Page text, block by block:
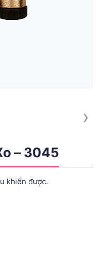
›
– 3045
khiển được.